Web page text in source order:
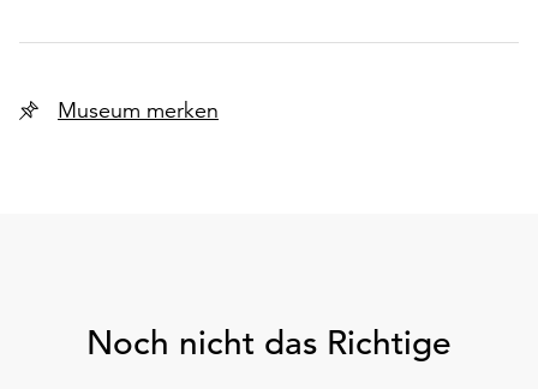
Museum merken
Noch nicht das Richtige